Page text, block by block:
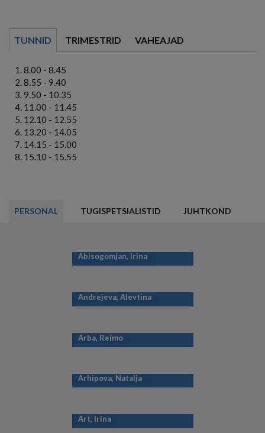
TUNNID TRIMESTRID VAHEAJAD
8.00 - 8.45
8.55 - 9.40
9.50 - 10.35
11.00 - 11.45
12.10 - 12.55
13.20 - 14.05
14.15 - 15.00
15.10 - 15.55
PERSONAL TUGISPETSIALISTID JUHTKOND
Abisogomjan, Irina
Andrejeva, Alevtina
Arba, Reimo
Arhipova, Natalja
Art, Irina